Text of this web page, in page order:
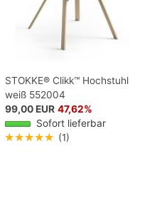
STOKKE® Clikk™ Hochstuhl
weiß 552004
99,00 EUR 47,62%
Sofort lieferbar
★★★★★ (1)